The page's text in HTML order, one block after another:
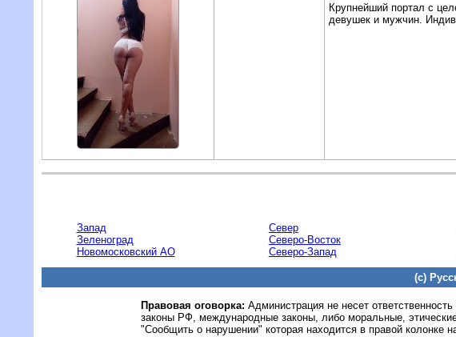
Крупнейший портал с
девушек и мужчин.
Запад
Зеленоград
Новомосковский АО
Север
Северо-Восток
Северо-Запад
(c)
Правовая оговорка: Администрация не несет
законы РФ, международные законы, либо моральные,
"Сообщить о нарушении" которая находится в правой колонке